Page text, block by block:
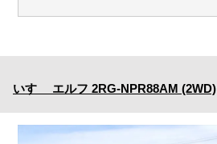
いすゞ エルフ 2RG-NPR88AM (2WD)